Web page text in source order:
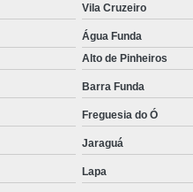
Vila Cruzeiro
Água Funda
Alto de Pinheiros
Barra Funda
Freguesia do Ó
Jaraguá
Lapa